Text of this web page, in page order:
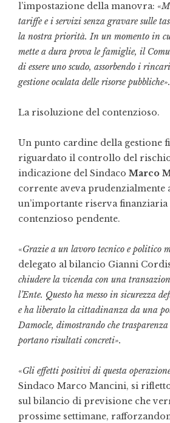
l’impostazione della manovra: «
tariffe e i servizi senza gravare sulle
la nostra priorità. In un momento in
mette a dura prova le famiglie, il
di essere uno scudo, assorbendo i
gestione oculata delle risorse pubbliche».
La risoluzione del contenzioso.
Un punto cardine della gestione
riguardato il controllo del rischio
indicazione del Sindaco Marco
corrente aveva prudenzialmente
un’importante riserva
contenzioso pendente.
«Grazie a un lavoro tecnico e politico
delegato al bilancio Gianni
chiudere la vicenda con una
l’Ente. Questo ha messo in sicurezza
e ha liberato la cittadinanza da una
Damocle, dimostrando che
portano risultati concreti».
«Gli effetti positivi di questa
Sindaco Marco Mancini, si
sul bilancio di previsione che
prossime settimane,